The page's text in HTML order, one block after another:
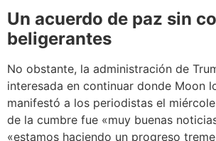
Un acuerdo de paz sin
beligerantes
No obstante, la administración de
interesada en continuar donde Moon
manifestó a los periodistas el
de la cumbre fue «muy buenas
«estamos haciendo un progreso